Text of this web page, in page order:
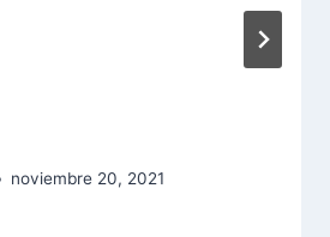
noviembre 20, 2021